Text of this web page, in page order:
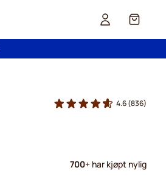
Cart
4.6(836)
700+ har kjøpt nylig